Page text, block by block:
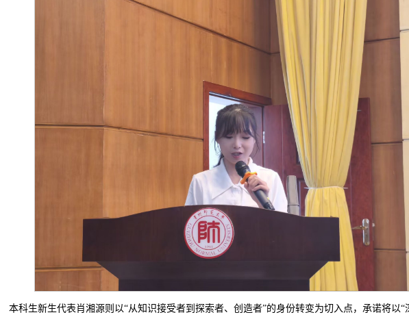
本科生新生代表肖湘源则以“从知识接受者到探索者、创造者”的身份转变为切入点，承诺将以“